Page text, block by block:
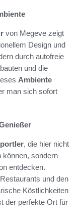
von Megeve zeigt
Design und
durch autofreie
und die
Ambiente
man sich sofort
, die hier nicht
können, sondern
entdecken.
und den
Köstlichkeiten
der perfekte Ort für